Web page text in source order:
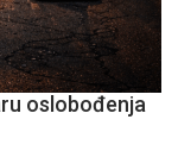
oslobođenja